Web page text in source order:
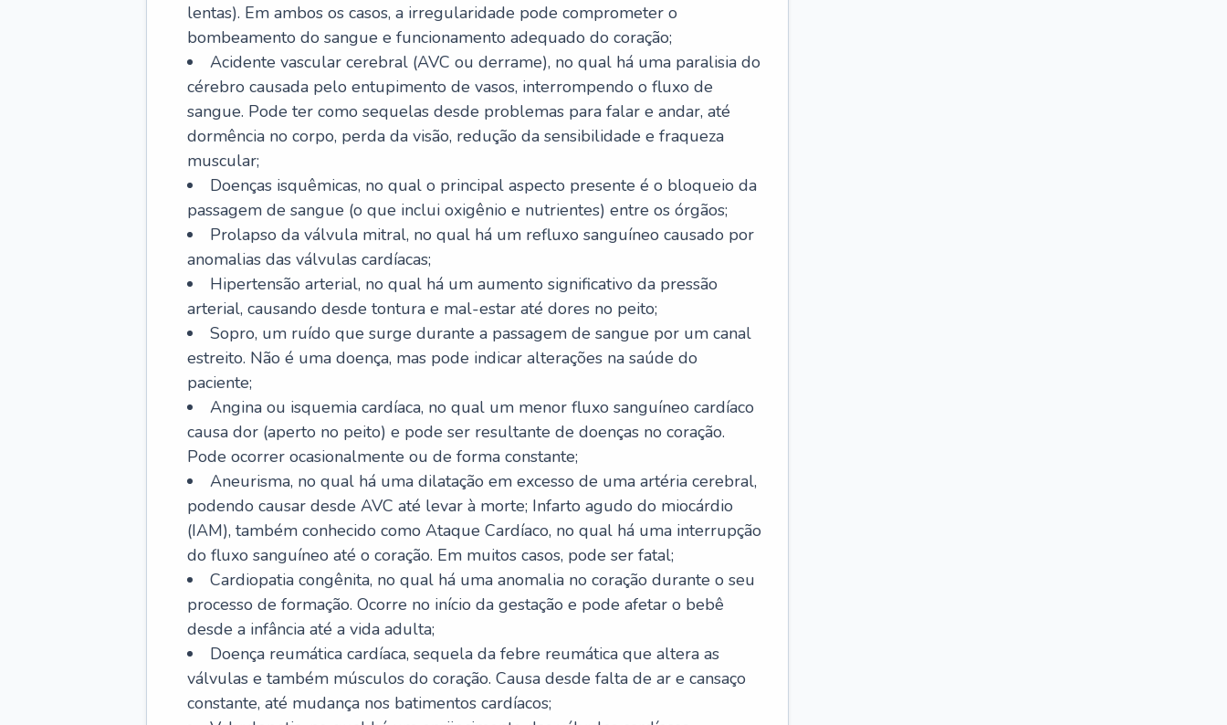
lentas). Em ambos os casos, a irregularidade pode comprometer o
bombeamento do sangue e funcionamento adequado do coração;
Acidente vascular cerebral (AVC ou derrame), no qual há uma paralisia do
cérebro causada pelo entupimento de vasos, interrompendo o fluxo de
sangue. Pode ter como sequelas desde problemas para falar e andar, até
dormência no corpo, perda da visão, redução da sensibilidade e fraqueza
muscular;
Doenças isquêmicas, no qual o principal aspecto presente é o bloqueio da
passagem de sangue (o que inclui oxigênio e nutrientes) entre os órgãos;
Prolapso da válvula mitral, no qual há um refluxo sanguíneo causado por
anomalias das válvulas cardíacas;
Hipertensão arterial, no qual há um aumento significativo da pressão
arterial, causando desde tontura e mal-estar até dores no peito;
Sopro, um ruído que surge durante a passagem de sangue por um canal
estreito. Não é uma doença, mas pode indicar alterações na saúde do
paciente;
Angina ou isquemia cardíaca, no qual um menor fluxo sanguíneo cardíaco
causa dor (aperto no peito) e pode ser resultante de doenças no coração.
Pode ocorrer ocasionalmente ou de forma constante;
Aneurisma, no qual há uma dilatação em excesso de uma artéria cerebral,
podendo causar desde AVC até levar à morte; Infarto agudo do miocárdio
(IAM), também conhecido como Ataque Cardíaco, no qual há uma interrupção
do fluxo sanguíneo até o coração. Em muitos casos, pode ser fatal;
Cardiopatia congênita, no qual há uma anomalia no coração durante o seu
processo de formação. Ocorre no início da gestação e pode afetar o bebê
desde a infância até a vida adulta;
Doença reumática cardíaca, sequela da febre reumática que altera as
válvulas e também músculos do coração. Causa desde falta de ar e cansaço
constante, até mudança nos batimentos cardíacos;